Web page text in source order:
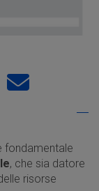
fondamentale
, che sia datore
risorse